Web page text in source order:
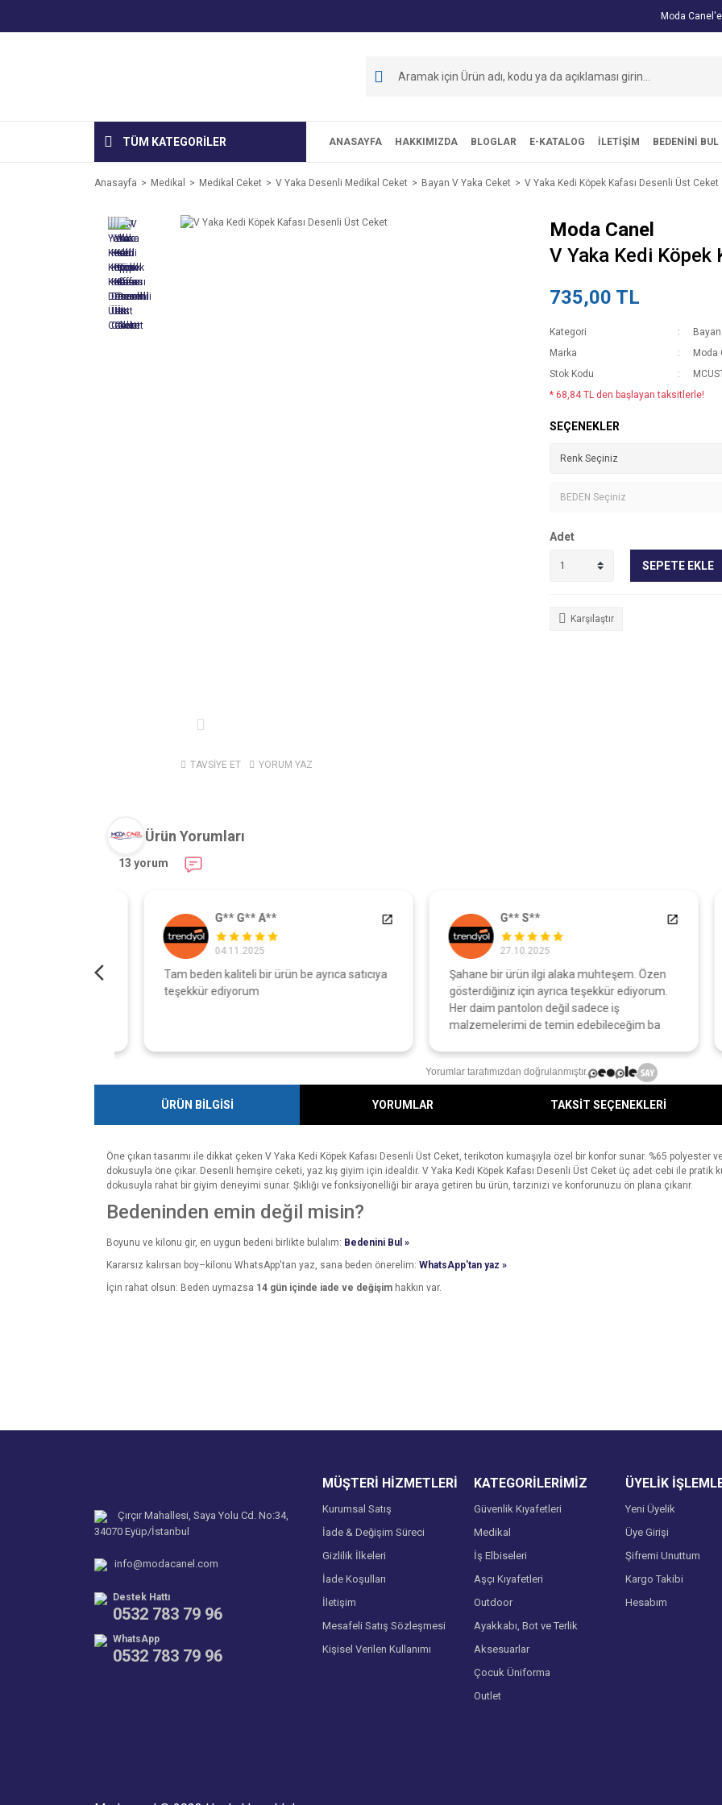
Moda
TÜM KATEGORİLER ANASAYFA HAKKIMIZDA BLOGLAR E-KATALOG İLETİŞİM BEDENİNİ BUL
Anasayfa Medikal Medikal Ceket V Yaka Desenli Medikal Ceket Bayan V Yaka Ceket V Yaka Kedi Köpek Kafası Desenli Üst Ceket
TAVSİYE ET YORUM YAZ
Moda Canel
V Yaka Kedi Köpek
735,00 TL
Kategori
Marka
Moda
Stok Kodu
* 68,84 TL den başlayan taksitlerle!
SEÇENEKLER
Adet
SEPETE EKLE
Karşılaştır
Ürün Yorumları
13 yorum
G** G** A**
04.11.2025
Tam beden kaliteli bir ürün be ayrıca satıcıya
teşekkür ediyorum
G** S**
27.10.2025
Şahane bir ürün ilgi alaka muhteşem. Özen
gösterdiğiniz için ayrıca teşekkür ediyorum.
Her daim pantolon değil sadece iş
malzemelerimi de temin edebileceğim ba
Yorumlar tarafımızdan doğrulanmıştır.
ÜRÜN BİLGİSİ YORUMLAR TAKSİT SEÇENEKLERİ
Öne çıkan tasarımı ile dikkat çeken V Yaka Kedi Köpek Kafası Desenli Üst Ceket, terikoton kumaşıyla özel bir konfor sunar. %65 polyester
dokusuyla öne çıkar. Desenli hemşire ceketi, yaz kış giyim için idealdir. V Yaka Kedi Köpek Kafası Desenli Üst Ceket üç adet cebi ile pratik
dokusuyla rahat bir giyim deneyimi sunar. Şıklığı ve fonksiyonelliği bir araya getiren bu ürün, tarzınızı ve konforunuzu ön plana çıkarır.
Bedeninden emin değil misin?
Boyunu ve kilonu gir, en uygun bedeni birlikte bulalım: Bedenini Bul »
Kararsız kalırsan boy–kilonu WhatsApp'tan yaz, sana beden önerelim: WhatsApp'tan yaz »
İçin rahat olsun: Beden uymazsa 14 gün içinde iade ve değişim hakkın var.
Çırçır Mahallesi, Saya Yolu Cd. No:34,
34070 Eyüp/İstanbul
info@modacanel.com
Destek Hattı
0532 783 79 96
WhatsApp
0532 783 79 96
MÜŞTERİ HİZMETLERİ
Kurumsal Satış
İade & Değişim Süreci
Gizlilik İlkeleri
İade Koşulları
İletişim
Mesafeli Satış Sözleşmesi
Kişisel Verilen Kullanımı
KATEGORİLERİMİZ
Güvenlik Kıyafetleri
Medikal
İş Elbiseleri
Aşçı Kıyafetleri
Outdoor
Ayakkabı, Bot ve Terlik
Aksesuarlar
Çocuk Üniforma
Outlet
ÜYELİK
Yeni Üyelik
Üye Girişi
Şifremi Unuttum
Kargo Takibi
Hesabım